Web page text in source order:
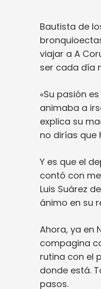
Bautista de
viajar a A
ser cada día
«Su pasión
animaba a
explica su
no dirías que
Y es que el
contó con
Luis Suárez
ánimo en su
Ahora, ya en
compagina
rutina con el
donde está.
pasos.